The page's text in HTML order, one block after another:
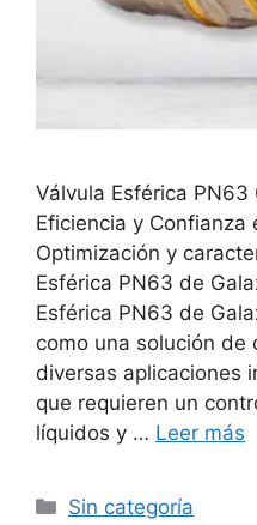
Válvula Esférica PN63
Eficiencia y Confianza
Optimización y
Esférica PN63 de
Esférica PN63 de
como una solución de
diversas aplicaciones
que requieren un
líquidos y … Leer más
Sin categoría